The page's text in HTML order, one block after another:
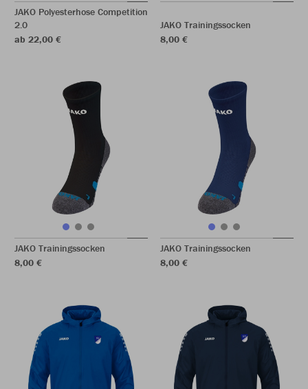
JAKO Polyesterhose Competition
2.0
ab 22,00 €
JAKO Trainingssocken
8,00 €
JAKO Trainingssocken
8,00 €
JAKO Trainingssocken
8,00 €